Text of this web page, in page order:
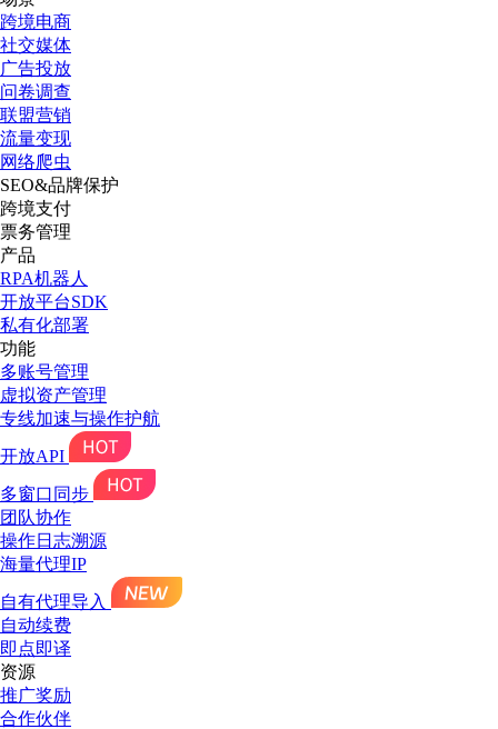
跨境电商
社交媒体
广告投放
问卷调查
联盟营销
流量变现
网络爬虫
SEO&品牌保护
跨境支付
票务管理
产品
RPA机器人
开放平台SDK
私有化部署
功能
多账号管理
虚拟资产管理
专线加速与操作护航
开放API
多窗口同步
团队协作
操作日志溯源
海量代理IP
自有代理导入
自动续费
即点即译
资源
推广奖励
合作伙伴